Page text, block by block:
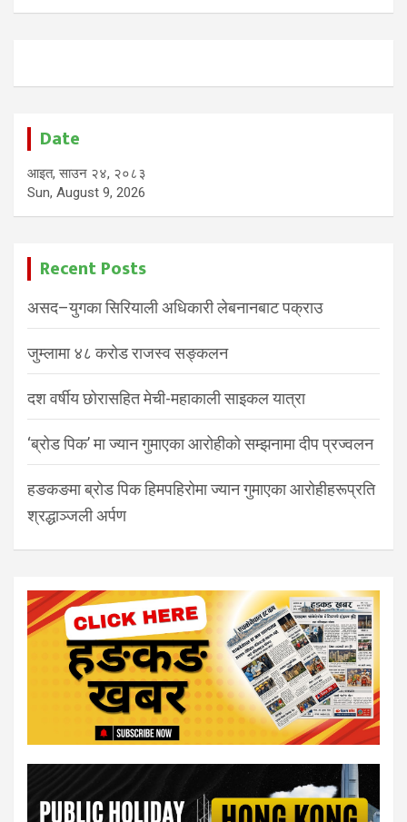
Date
आइत, साउन २४, २०८३
Sun, August 9, 2026
Recent Posts
असद–युगका सिरियाली अधिकारी लेबनानबाट पक्राउ
जुम्लामा ४८ करोड राजस्व सङ्कलन
दश वर्षीय छोरासहित मेची-महाकाली साइकल यात्रा
‘ब्रोड पिक’ मा ज्यान गुमाएका आरोहीको सम्झनामा दीप प्रज्वलन
हङकङमा ब्रोड पिक हिमपहिरोमा ज्यान गुमाएका आरोहीहरूप्रति
श्रद्धाञ्जली अर्पण